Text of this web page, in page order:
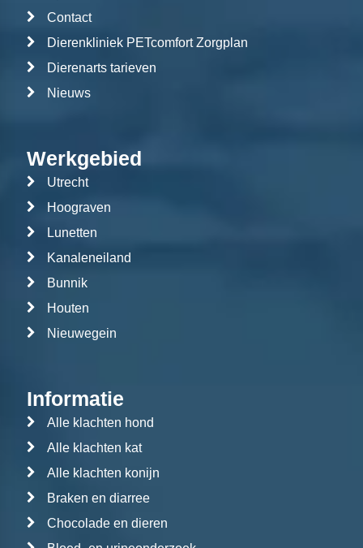
Contact
Dierenkliniek PETcomfort Zorgplan
Dierenarts tarieven
Nieuws
Werkgebied
Utrecht
Hoograven
Lunetten
Kanaleneiland
Bunnik
Houten
Nieuwegein
Informatie
Alle klachten hond
Alle klachten kat
Alle klachten konijn
Braken en diarree
Chocolade en dieren